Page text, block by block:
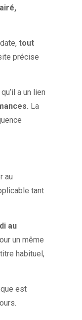
tout
précise
a un lien
La
au
tant
au
un même
habituel,
est